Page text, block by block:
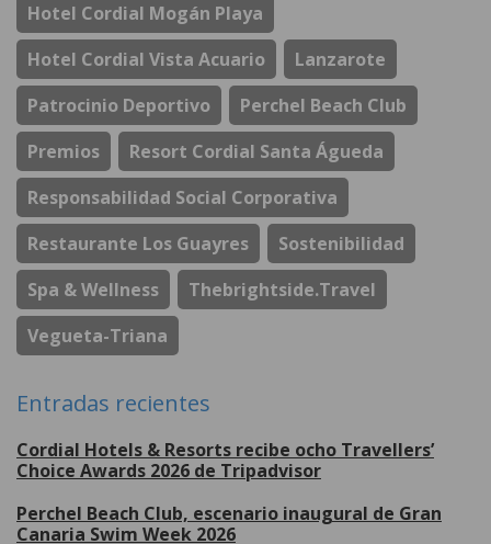
Hotel Cordial Mogán Playa
Hotel Cordial Vista Acuario
Lanzarote
Patrocinio Deportivo
Perchel Beach Club
Premios
Resort Cordial Santa Águeda
Responsabilidad Social Corporativa
Restaurante Los Guayres
Sostenibilidad
Spa & Wellness
Thebrightside.travel
Vegueta-Triana
Entradas recientes
Cordial Hotels & Resorts recibe ocho Travellers’
Choice Awards 2026 de Tripadvisor
Perchel Beach Club, escenario inaugural de Gran
Canaria Swim Week 2026